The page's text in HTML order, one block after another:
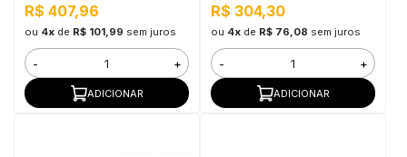
R$ 407,96
ou 4xde R$ 101,99 sem juros
- +
ADICIONAR
R$ 304,30
ou 4xde R$ 76,08 sem juros
- +
ADICIONAR